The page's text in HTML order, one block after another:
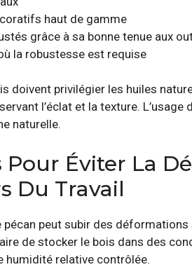
haut de gamme
grâce à sa bonne tenue aux
la robustesse est requise
doivent privilégier les huiles
l’éclat et la texture. L’usage
naturelle.
Pour Éviter La
Du Travail
peut subir des déformations
de stocker le bois dans des
humidité relative contrôlée.